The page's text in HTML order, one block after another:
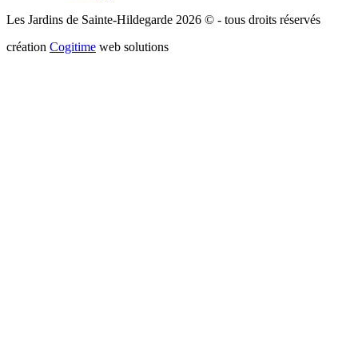
Les Jardins de Sainte-Hildegarde 2026 © - tous droits réservés
création Cogitime web solutions